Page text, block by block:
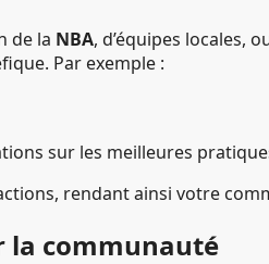
de la NBA, d’équipes locales,
Par exemple :
sur les meilleures
rendant ainsi votre
la communauté